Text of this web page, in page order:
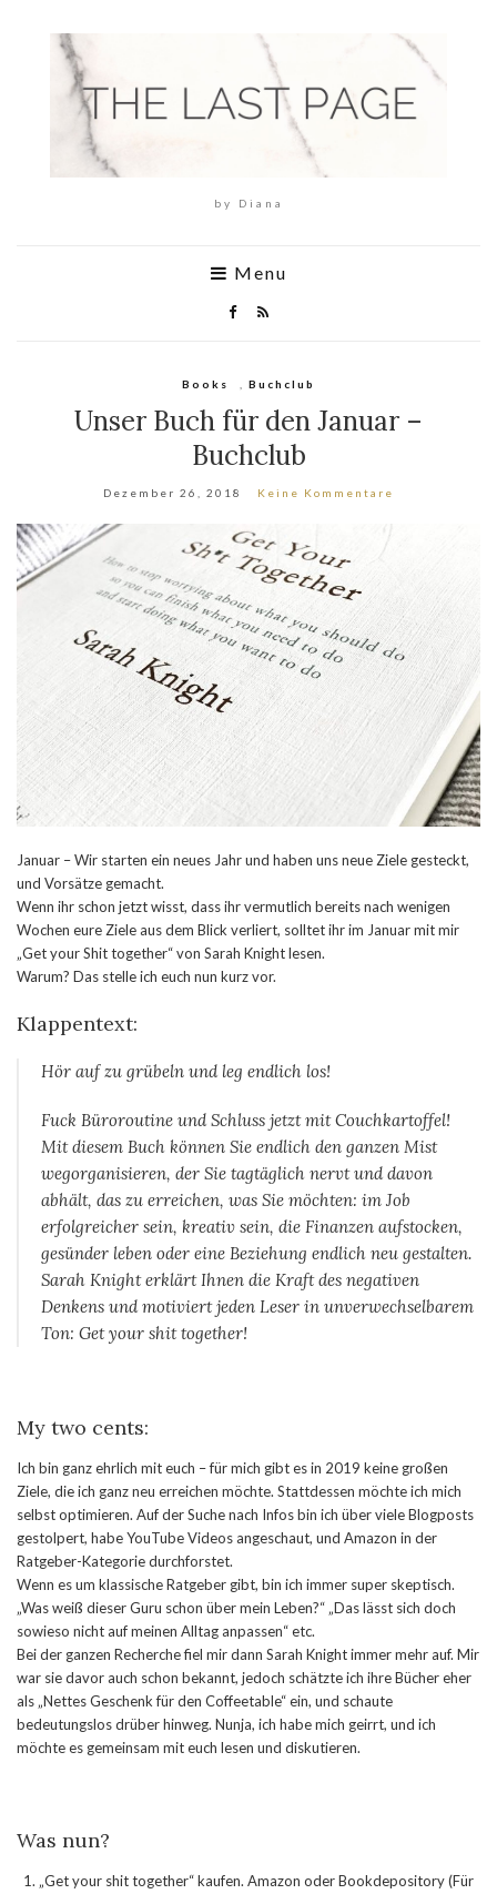
by Diana
Menu
Books Buchclub
Unser Buch für den Januar –
Buchclub
Dezember 26, 2018 Keine Kommentare
Januar – Wir starten ein neues Jahr und haben uns neue Ziele gesteckt,
und Vorsätze gemacht.
Wenn ihr schon jetzt wisst, dass ihr vermutlich bereits nach wenigen
Wochen eure Ziele aus dem Blick verliert, solltet ihr im Januar mit mir
„Get your Shit together“ von Sarah Knight lesen.
Warum? Das stelle ich euch nun kurz vor.
Klappentext:
Hör auf zu grübeln und leg endlich los!
Fuck Büroroutine und Schluss jetzt mit Couchkartoffel!
Mit diesem Buch können Sie endlich den ganzen Mist
wegorganisieren, der Sie tagtäglich nervt und davon
abhält, das zu erreichen, was Sie möchten: im Job
erfolgreicher sein, kreativ sein, die Finanzen aufstocken,
gesünder leben oder eine Beziehung endlich neu gestalten.
Sarah Knight erklärt Ihnen die Kraft des negativen
Denkens und motiviert jeden Leser in unverwechselbarem
Ton: Get your shit together!
My two cents:
Ich bin ganz ehrlich mit euch – für mich gibt es in 2019 keine großen
Ziele, die ich ganz neu erreichen möchte. Stattdessen möchte ich mich
selbst optimieren. Auf der Suche nach Infos bin ich über viele Blogposts
gestolpert, habe YouTube Videos angeschaut, und Amazon in der
Ratgeber-Kategorie durchforstet.
Wenn es um klassische Ratgeber gibt, bin ich immer super skeptisch.
„Was weiß dieser Guru schon über mein Leben?“ „Das lässt sich doch
sowieso nicht auf meinen Alltag anpassen“ etc.
Bei der ganzen Recherche fiel mir dann Sarah Knight immer mehr auf. Mir
war sie davor auch schon bekannt, jedoch schätzte ich ihre Bücher eher
als „Nettes Geschenk für den Coffeetable“ ein, und schaute
bedeutungslos drüber hinweg. Nunja, ich habe mich geirrt, und ich
möchte es gemeinsam mit euch lesen und diskutieren.
Was nun?
„Get your shit together“ kaufen. Amazon oder Bookdepository (Für